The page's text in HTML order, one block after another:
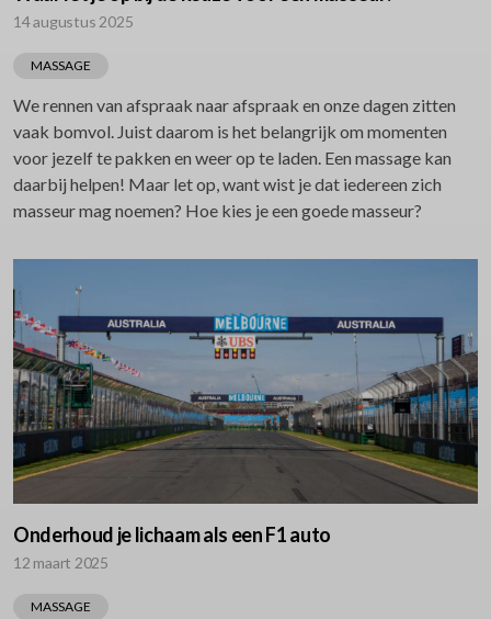
14 augustus 2025
MASSAGE
We rennen van afspraak naar afspraak en onze dagen zitten
vaak bomvol. Juist daarom is het belangrijk om momenten
voor jezelf te pakken en weer op te laden. Een massage kan
daarbij helpen! Maar let op, want wist je dat iedereen zich
masseur mag noemen? Hoe kies je een goede masseur?
Onderhoud je lichaam als een F1 auto
12 maart 2025
MASSAGE